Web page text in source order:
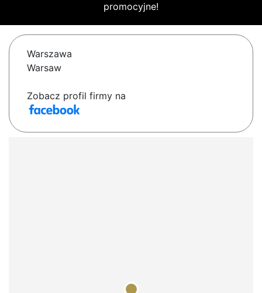
promocyjne!
Warszawa
Warsaw
Zobacz profil firmy na